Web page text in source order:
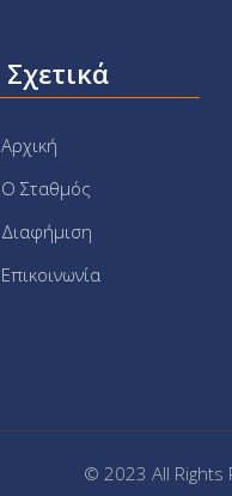
Σχετικά
Αρχική
Ο Σταθμός
Διαφήμιση
Επικοινωνία
© 2023 All Rights